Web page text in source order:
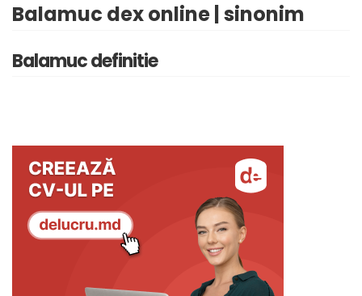
Balamuc dex online | sinonim
Balamuc definitie